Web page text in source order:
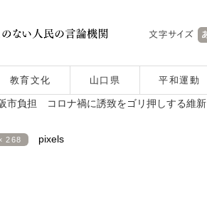
教育文化 山口県 平和運動
市負担 コロナ禍に誘致をゴリ押しする維新
268 pixels